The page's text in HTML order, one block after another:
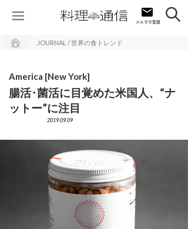
JOURNAL / 世界の食トレンド
America [New York]
腸活･菌活に目覚めた米国人、“ナ
ットー”に注目
2019.09.09